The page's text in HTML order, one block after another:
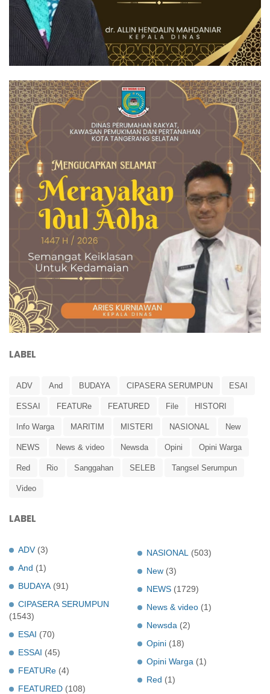
LABEL
ADV And BUDAYA CIPASERA SERUMPUN ESAI
ESSAI FEATURe FEATURED File HISTORI
Info Warga MARITIM MISTERI NASIONAL New
NEWS News & video Newsda Opini Opini Warga
Red Rio Sanggahan SELEB Tangsel Serumpun
Video
LABEL
ADV (3)
And (1)
BUDAYA (91)
CIPASERA SERUMPUN
(1543)
ESAI (70)
ESSAI (45)
FEATURe (4)
FEATURED (108)
NASIONAL
(503)
New (3)
NEWS (1729)
News & video (1)
Newsda (2)
Opini (18)
Opini Warga (1)
Red (1)